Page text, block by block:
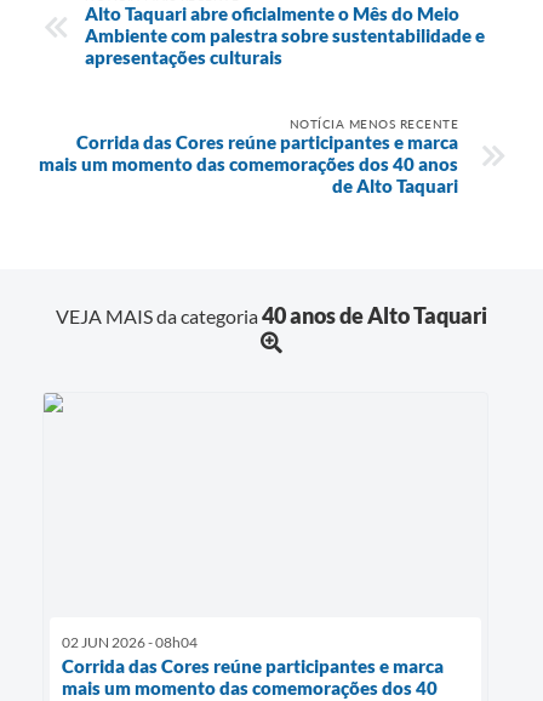
Alto Taquari abre oficialmente o Mês do Meio
Ambiente com palestra sobre sustentabilidade e
apresentações culturais
NOTÍCIA MENOS RECENTE
Corrida das Cores reúne participantes e marca
mais um momento das comemorações dos 40 anos
de Alto Taquari
VEJA MAIS da categoria40 anos de Alto Taquari
02 JUN 2026 - 08h04
Corrida das Cores reúne participantes e marca
mais um momento das comemorações dos 40